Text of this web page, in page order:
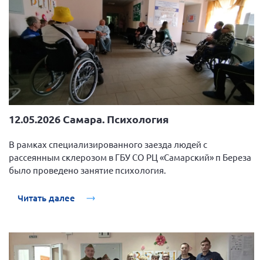
12.05.2026 Самара. Психология
В рамках специализированного заезда людей с
рассеянным склерозом в ГБУ СО РЦ «Самарский» п Береза
было проведено занятие психология.
Читать далее